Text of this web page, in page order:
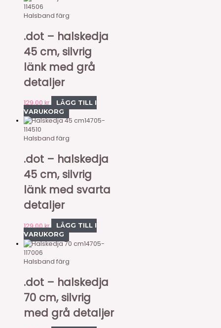
114506
Halsband färg
.dot – halskedja
45 cm, silvrig
länk med grå
detaljer
129,00 kr
LÄGG TILL I
VARUKORG
14705-
114510
Halsband färg
.dot – halskedja
45 cm, silvrig
länk med svarta
detaljer
129,00kr
LÄGG TILL I
VARUKORG
14705-
117006
Halsband färg
.dot – halskedja
70 cm, silvrig
med grå detaljer